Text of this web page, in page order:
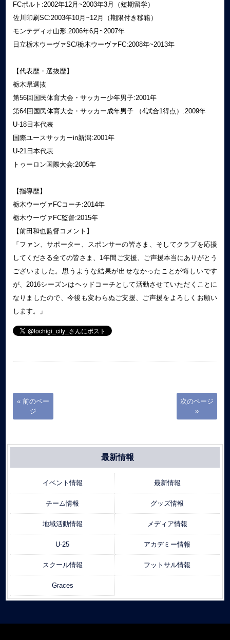
FCポルト:2002年12月~2003年3月（短期留学）
佐川印刷SC:2003年10月~12月（期限付き移籍）
モンテディオ山形:2006年6月~2007年
日立栃木ウーヴァSC/栃木ウーヴァFC:2008年~2013年
【代表歴・選抜歴】
栃木県選抜
第56回国民体育大会・サッカー少年男子:2001年
第64回国民体育大会・サッカー成年男子 （4試合1得点）:2009年
U-18日本代表
国際ユースサッカーin新潟:2001年
U-21日本代表
トゥーロン国際大会:2005年
【指導歴】
栃木ウーヴァFCコーチ:2014年
栃木ウーヴァFC監督:2015年
【前田和也監督コメント】
「ファン、サポーター、スポンサーの皆さま、そしてクラブを応援
してくださる全ての皆さま、1年間ご支援、ご声援本当にありがとう
ございました。思うような結果が出せなかったことが悔しいです
が、2016シーズンはヘッドコーチとして活動させていただくことに
なりましたので、今後も変わらぬご支援、ご声援をよろしくお願い
します。」
« 前のペー
ジ
次のページ
»
最新情報
イベント情報 最新情報
チーム情報 グッズ情報
地域活動情報 メディア情報
U-25 アカデミー情報
スクール情報 フットサル情報
Graces